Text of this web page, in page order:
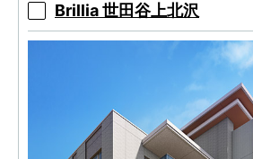
Brillia 世田谷上北沢